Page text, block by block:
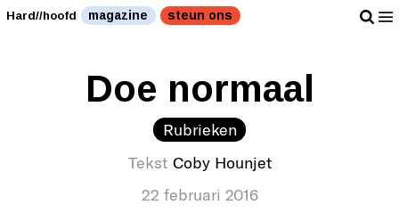
Hard//hoofd magazine steun ons
Doe normaal
Rubrieken
Tekst Coby Hounjet
22 februari 2016